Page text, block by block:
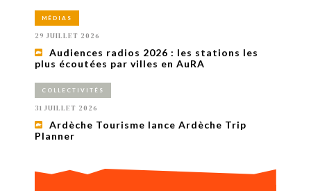
MÉDIAS
29 JUILLET 2026
Audiences radios 2026 : les stations les
plus écoutées par villes en AuRA
COLLECTIVITÉS
31 JUILLET 2026
Ardèche Tourisme lance Ardèche Trip
Planner